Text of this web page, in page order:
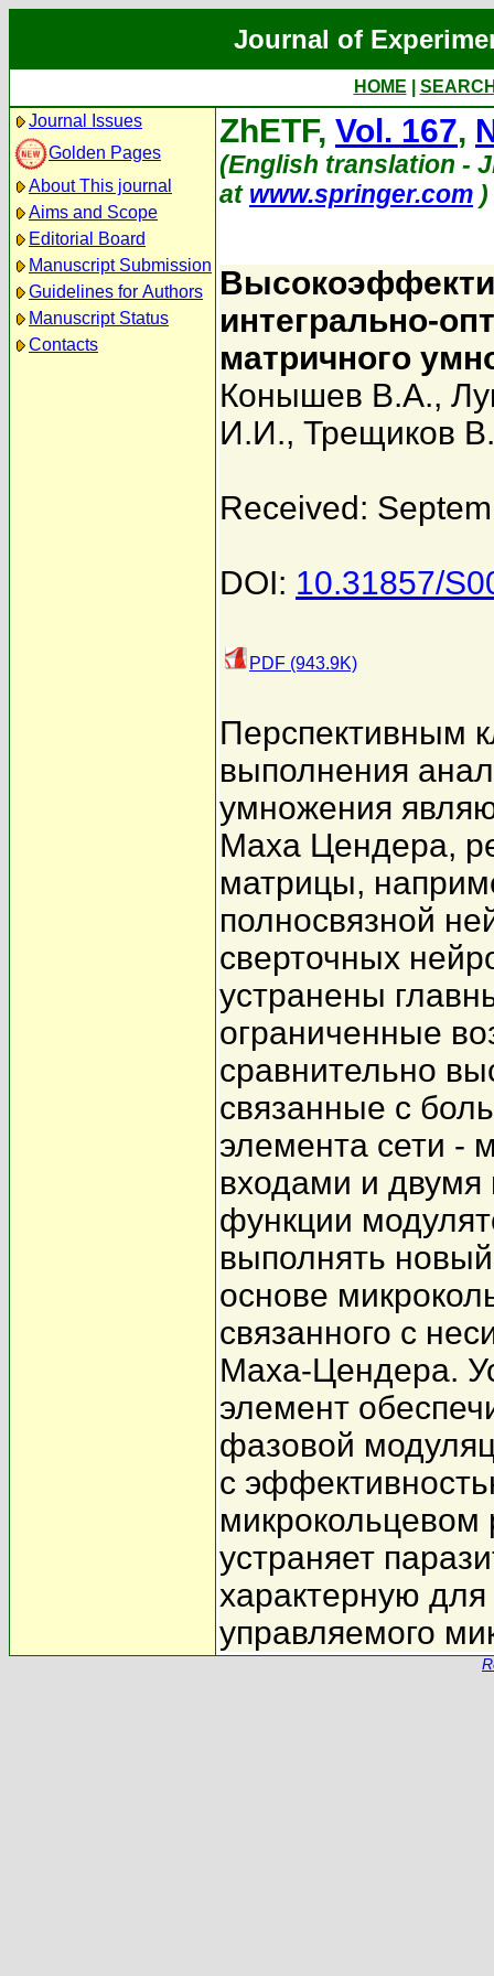
Journal of
HOME
Journal Issues
Golden Pages
About This journal
Aims and Scope
Editorial Board
Manuscript Submission
Guidelines for Authors
Manuscript Status
Contacts
ZhETF, Vol. 167,
(English translation -
at www.springer.com )
интегрально-
матричного
Конышев В.А.,
И.И., Трещиков
Received:
DOI: 10.31857/
PDF (943.9K)
Перспективным
выполнения
умножения
Маха Цендера,
матрицы,
полносвязной
сверточных
устранены
ограниченные
сравнительно
связанные с
элемента сети -
входами и двумя
функции
выполнять
основе
связанного с
Маха-Цендера.
элемент
фазовой
с
микрокольцевом
устраняет
характерную
управляемого